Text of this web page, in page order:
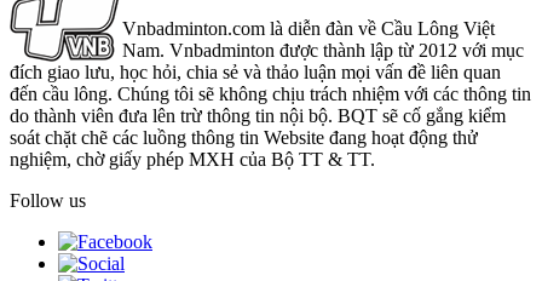
Vnbadminton.com là diễn đàn về Cầu Lông Việt
Nam. Vnbadminton được thành lập từ 2012 với mục
đích giao lưu, học hỏi, chia sẻ và thảo luận mọi vấn đề liên quan
đến cầu lông. Chúng tôi sẽ không chịu trách nhiệm với các thông tin
do thành viên đưa lên trừ thông tin nội bộ. BQT sẽ cố gắng kiểm
soát chặt chẽ các luồng thông tin Website đang hoạt động thử
nghiệm, chờ giấy phép MXH của Bộ TT & TT.
Follow us